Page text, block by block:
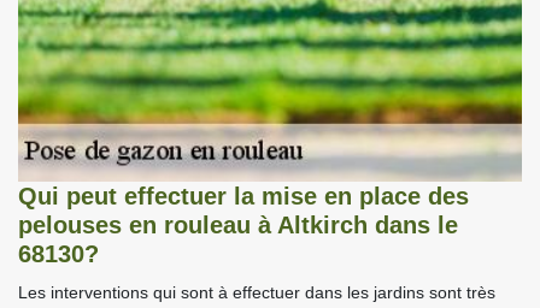
Qui peut effectuer la mise en place des
pelouses en rouleau à Altkirch dans le
68130?
Les interventions qui sont à effectuer dans les jardins sont très